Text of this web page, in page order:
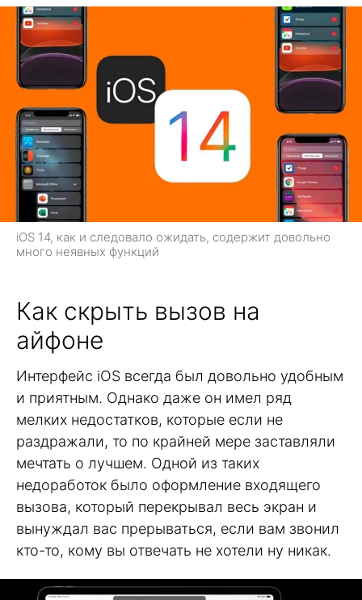
iOS 14, как и следовало ожидать, содержит довольно
много неявных функций
Как скрыть вызов на
айфоне
Интерфейс iOS всегда был довольно удобным
и приятным. Однако даже он имел ряд
мелких недостатков, которые если не
раздражали, то по крайней мере заставляли
мечтать о лучшем. Одной из таких
недоработок было оформление входящего
вызова, который перекрывал весь экран и
вынуждал вас прерываться, если вам звонил
кто-то, кому вы отвечать не хотели ну никак.